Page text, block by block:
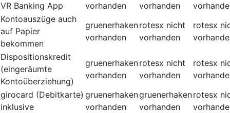
VR Banking App
vorhanden
vorhanden
Kontoauszüge auch
auf Papier
bekommen
gruenerhaken
vorhanden
rotesx nicht
vorhanden
rotesx
Dispositionskredit
(eingeräumte
Kontoüberziehung)
gruenerhaken
vorhanden
rotesx nicht
vorhanden
rotesx
girocard (Debitkarte)
inklusive
gruenerhaken
vorhanden
gruenerhaken
vorhanden
rotesx